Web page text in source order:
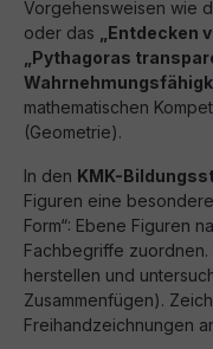
Vorgehensweisen wie
oder das
„Entdecken
„Pythagoras
mathematischen
(Geometrie).
In den KMK-
Figuren eine
Form“: Ebene Figuren
Fachbegriffe
herstellen und
Zusammenfügen).
Freihandzeichnungen